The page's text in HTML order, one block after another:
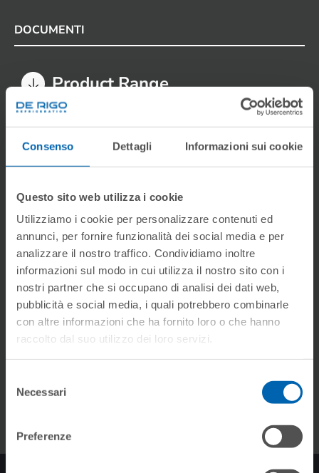
Consenso Dettagli Informazioni sui cookie
Questo sito web utilizza i cookie
Utilizziamo i cookie per personalizzare contenuti ed
annunci, per fornire funzionalità dei social media e per
analizzare il nostro traffico. Condividiamo inoltre
informazioni sul modo in cui utilizza il nostro sito con i
nostri partner che si occupano di analisi dei dati web,
pubblicità e social media, i quali potrebbero combinarle
con altre informazioni che ha fornito loro o che hanno
raccolto dal suo utilizzo dei loro servizi.
delNecessari
Preferenze
DOCUMENTI
Product Range
Scheda Prodotto
Scheda Tecnica
Manuali
IMMAGINI
Rendering di prodotto